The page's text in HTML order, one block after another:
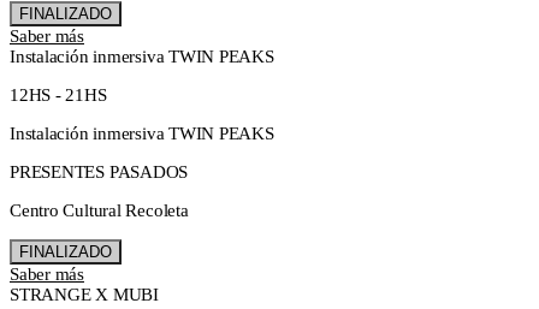
FINALIZADO
Saber más
Instalación inmersiva TWIN PEAKS
12HS - 21HS
Instalación inmersiva TWIN PEAKS
PRESENTES PASADOS
Centro Cultural Recoleta
FINALIZADO
Saber más
STRANGE X MUBI